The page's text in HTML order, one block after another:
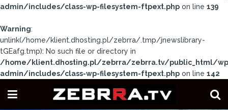
admin/includes/class-wp-filesystem-ftpext.php on line 139
Warning:
unlink(/home/klient.dhosting.pl/zebrra/.tmp/jnewslibrary-
tGEafg.tmp): No such file or directory in
/home/klient.dhosting.pl/zebrra/zebrra.tv/public_html/
admin/includes/class-wp-filesystem-ftpext.php on line 142